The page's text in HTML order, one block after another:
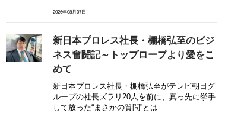
2026年08月07日
新日本プロレス社長・棚橋弘至のビジ
ネス奮闘記～トップロープより愛をこ
めて
新日本プロレス社長・棚橋弘至がテレビ朝日グ
ループの社長ズラリ20人を前に、真っ先に挙手
して放った“まさかの質問”とは